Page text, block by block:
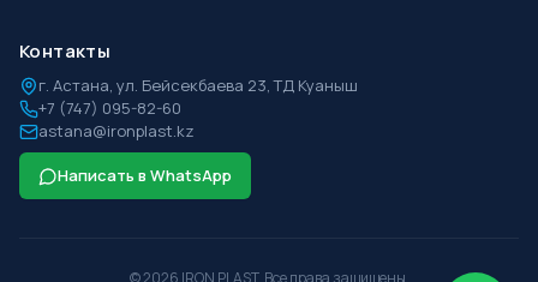
Контакты
г. Астана, ул. Бейсекбаева 23, ТД Куаныш
+7 (747) 095-82-60
astana@ironplast.kz
Написать в WhatsApp
©2026 IRON PLAST. Все права защищены.